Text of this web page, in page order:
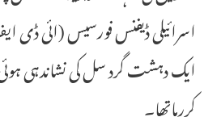
اسرائیلی ڈیفنس فورسیس (ائی
ایک دہشت گرد سل کی نشاندہی
کررہاتھا۔